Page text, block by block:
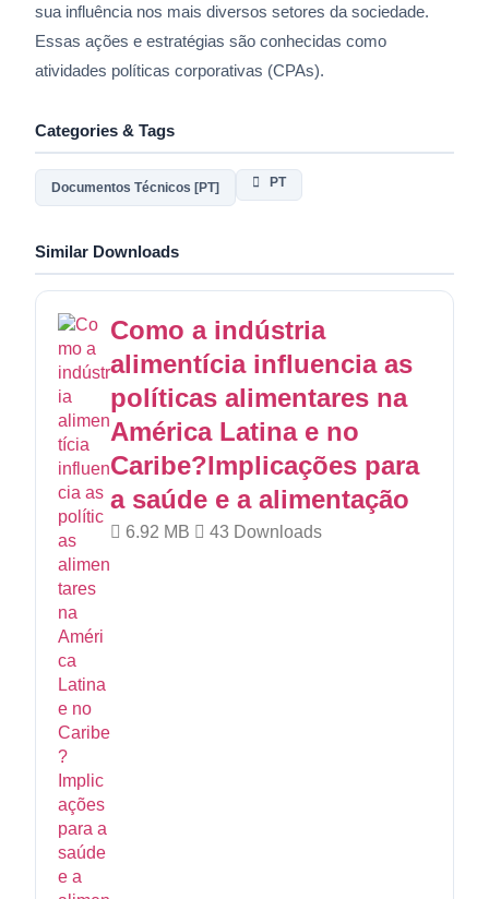
sua influência nos mais diversos setores da sociedade.
Essas ações e estratégias são conhecidas como
atividades políticas corporativas (CPAs).
Categories & Tags
Documentos Técnicos [PT] PT
Similar Downloads
Como a indústria
alimentícia influencia as
políticas alimentares na
América Latina e no
Caribe?Implicações para
a saúde e a alimentação
6.92 MB 43 Downloads